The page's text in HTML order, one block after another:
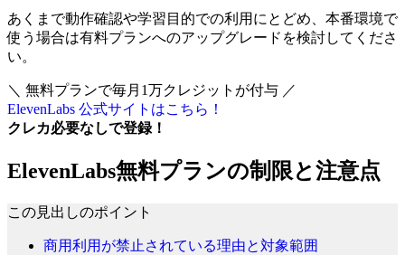
あくまで動作確認や学習目的での利用にとどめ、本番環境で
使う場合は有料プランへのアップグレードを検討してくださ
い。
＼ 無料プランで毎月1万クレジットが付与 ／
ElevenLabs 公式サイトはこちら！
クレカ必要なしで登録！
ElevenLabs無料プランの制限と注意点
この見出しのポイント
商用利用が禁止されている理由と対象範囲